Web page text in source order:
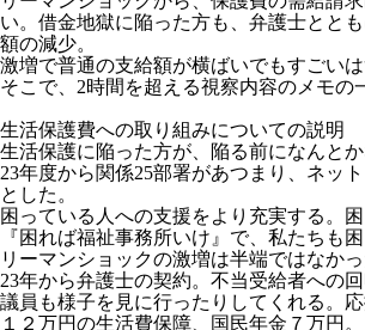
い。借金地獄に陥った方も、弁護士とと
額の減少。
激増で普通の支給額が横ばいでもすごい
そこで、2時間を超える視察内容のメモ
生活保護費への取り組みについての説明
生活保護に陥った方が、陥る前になんと
23年度から関係25部署があつまり、ネッ
とした。
困っている人への支援をより充実する。
『困れば福祉事務所いけ』で、私たちも
リーマンショックの激増は半端ではなか
23年から弁護士の契約。不当受給者への
議員も様子を見に行ったりしてくれる。
１２万円の生活費保障、国民年金７万円